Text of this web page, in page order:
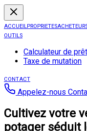
ACCUEILPROPRIETES
OUTILS
Calculateur de
Taxe de mutation
CONTACT
Appelez-nous
Cultivez votre
potager séduit